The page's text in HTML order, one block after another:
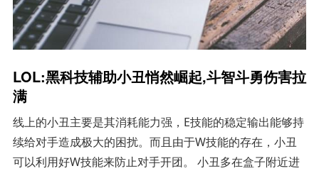
LOL:黑科技辅助小丑悄然崛起,斗智斗勇伤害拉
满
线上的小丑主要是其消耗能力强，E技能的稳定输出能够持
续给对手造成极大的困扰。而且由于W技能的存在，小丑
可以利用好W技能来防止对手开团。 小丑多在盒子附近进